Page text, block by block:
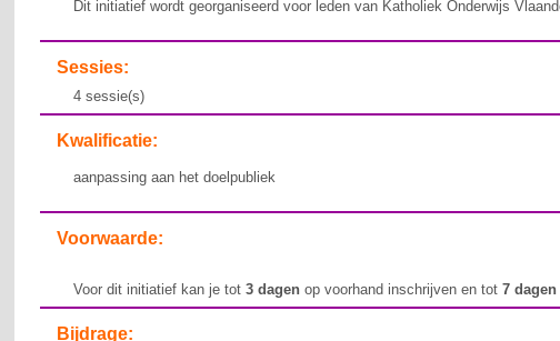
Dit initiatief wordt georganiseerd voor leden van Katholiek Onderwijs
Sessies:
4 sessie(s)
Kwalificatie:
aanpassing aan het doelpubliek
Voorwaarde:
Voor dit initiatief kan je tot3 dagen op voorhand inschrijven en tot7
Bijdrage: